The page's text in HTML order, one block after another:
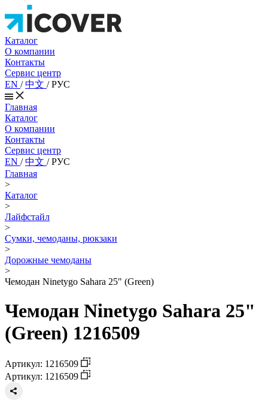
Каталог
О компании
Контакты
Сервис центр
EN /中文 /РУС
Главная
Каталог
О компании
Контакты
Сервис центр
EN /中文 /РУС
Главная
>
Каталог
>
Лайфстайл
>
Сумки, чемоданы, рюкзаки
>
Дорожные чемоданы
>
Чемодан Ninetygo Sahara 25" (Green)
Чемодан Ninetygo Sahara 25"
(Green) 1216509
Артикул: 1216509
Артикул: 1216509